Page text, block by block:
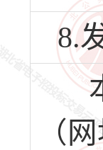
8.
（